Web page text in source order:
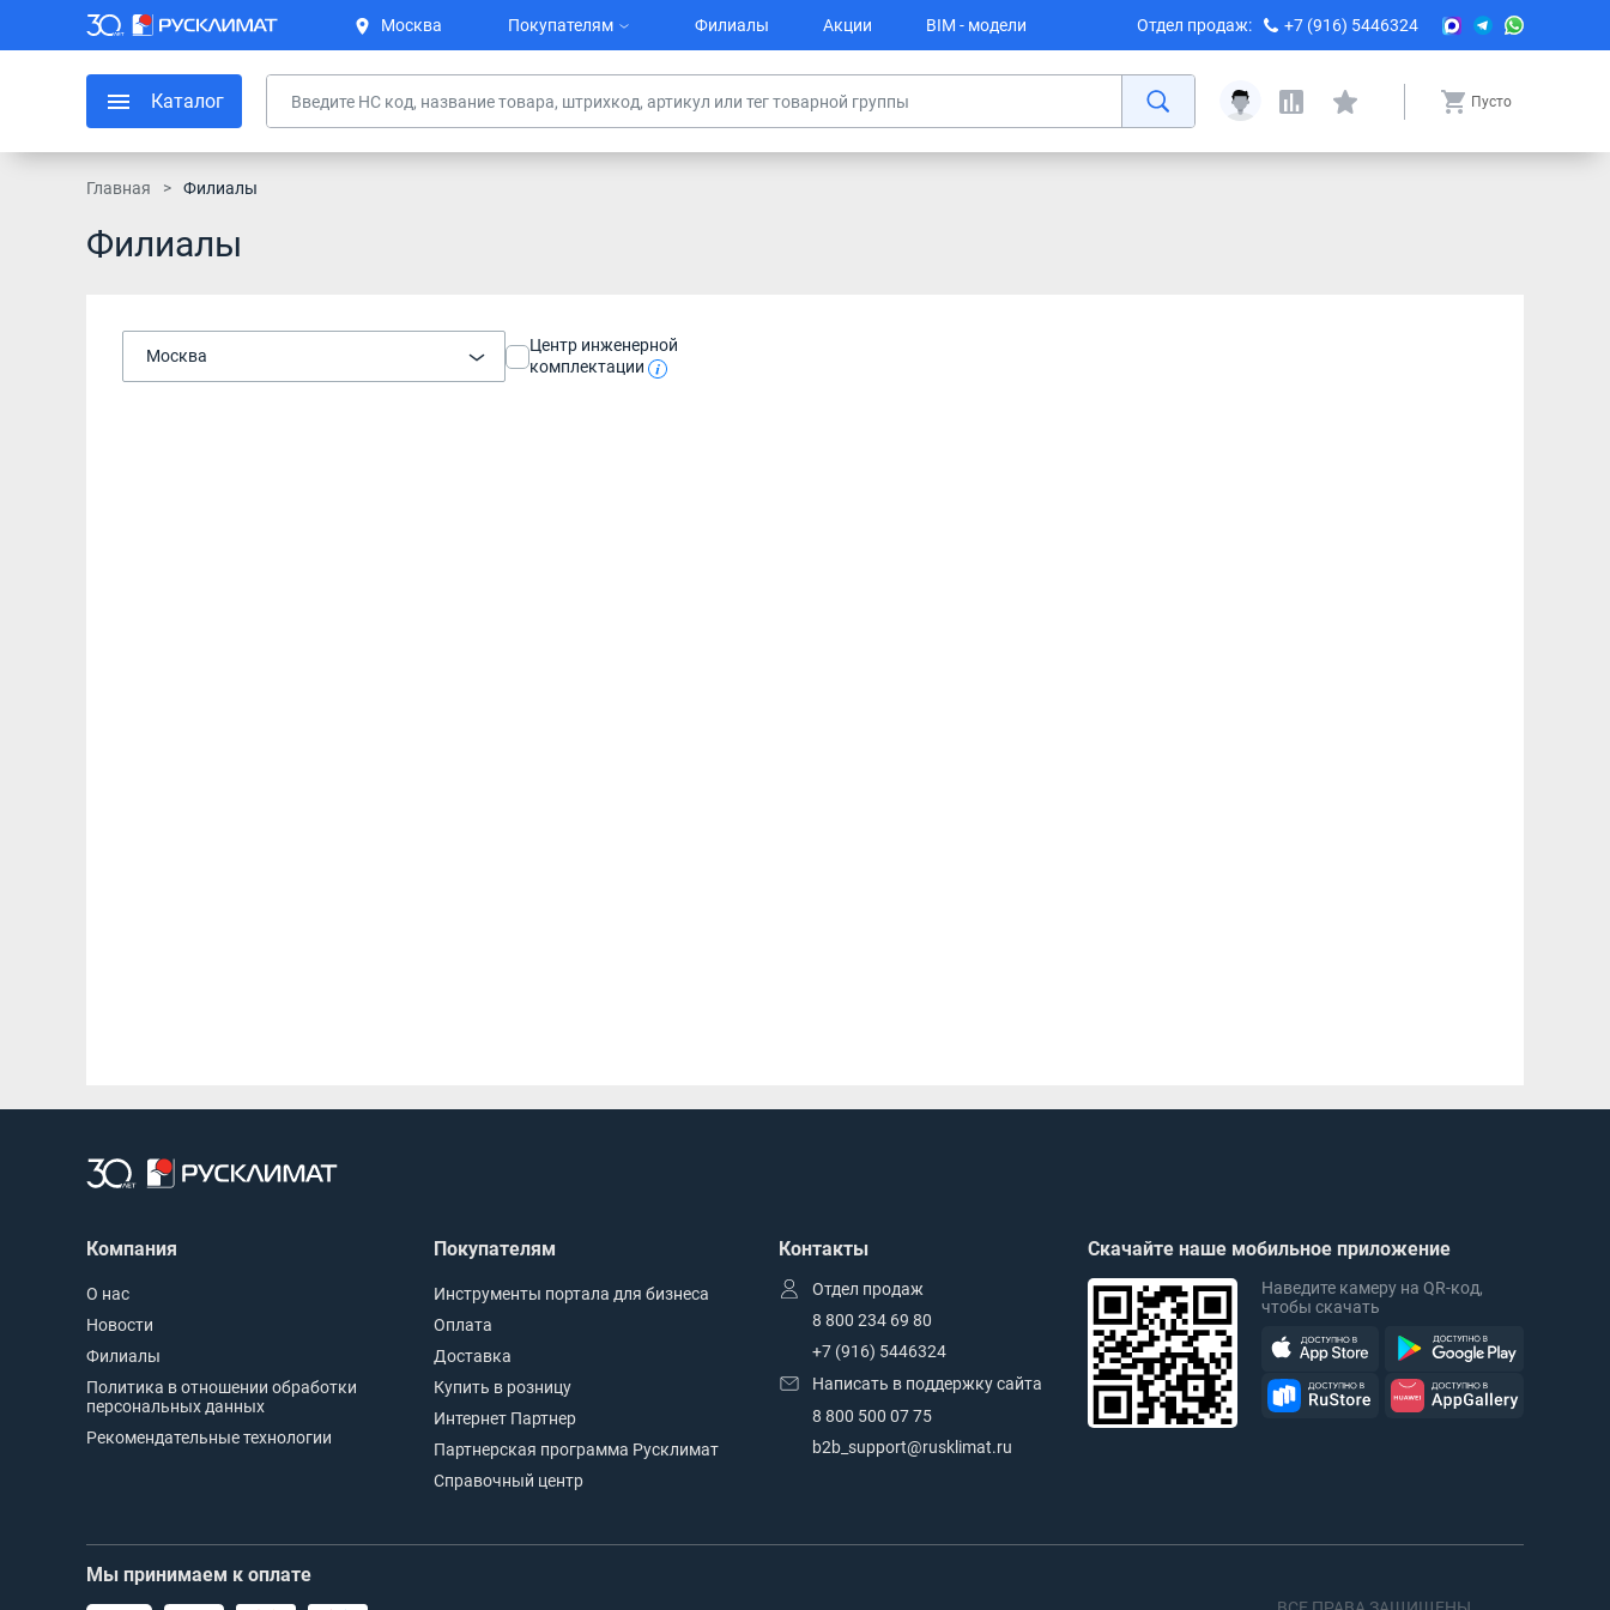
Москва Покупателям Филиалы Акции BIM - модели Отдел продаж: +7 (916) 5446324
Каталог Пусто
Главная Филиалы
Филиалы
Москва
Центр инженерной
комплектации
Компания
О нас
Новости
Филиалы
Политика в отношении обработки
персональных данных
Рекомендательные технологии
Покупателям
Инструменты портала для бизнеса
Оплата
Доставка
Купить в розницу
Интернет Партнер
Партнерская программа Русклимат
Справочный центр
Контакты
Отдел продаж
8 800 234 69 80
+7 (916) 5446324
Написать в поддержку сайта
8 800 500 07 75
b2b_support@rusklimat.ru
Скачайте наше мобильное приложение
Наведите камеру на QR-код,
чтобы скачать
Мы принимаем к оплате